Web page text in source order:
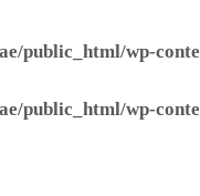
public_html/wp-
public_html/wp-